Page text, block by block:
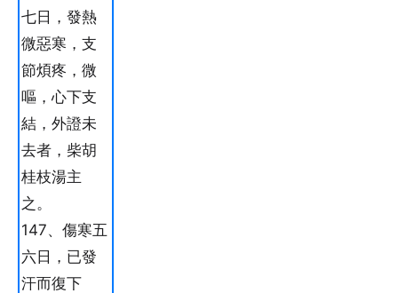
七日，發熱
微惡寒，支
節煩疼，微
嘔，心下支
結，外證未
去者，柴胡
桂枝湯主
之。
147、傷寒五
六日，已發
汗而復下